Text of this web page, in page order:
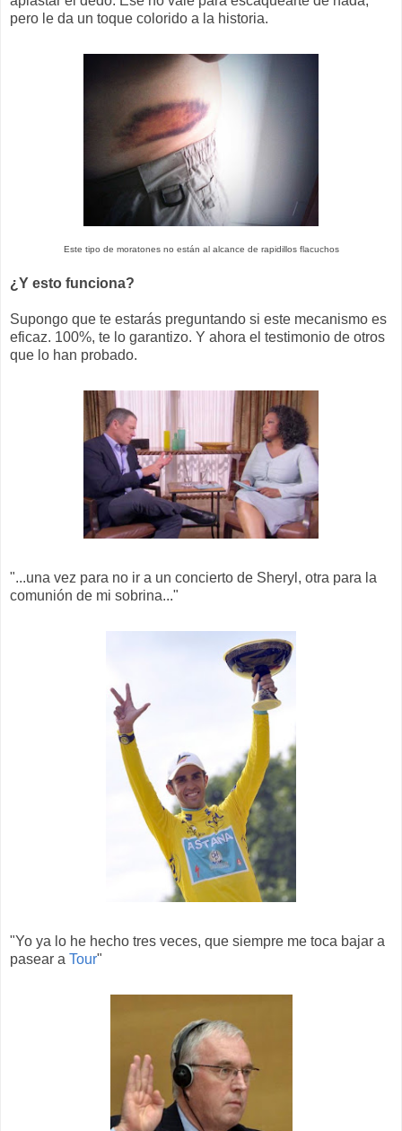
pero le da un toque colorido a la historia.
Este tipo de moratones no están al alcance de rapidillos flacuchos
¿Y esto funciona?
Supongo que te estarás preguntando si este mecanismo es
eficaz. 100%, te lo garantizo. Y ahora el testimonio de otros
que lo han probado.
"...una vez para no ir a un concierto de Sheryl, otra para la
comunión de mi sobrina..."
"Yo ya lo he hecho tres veces, que siempre me toca bajar a
pasear a Tour"